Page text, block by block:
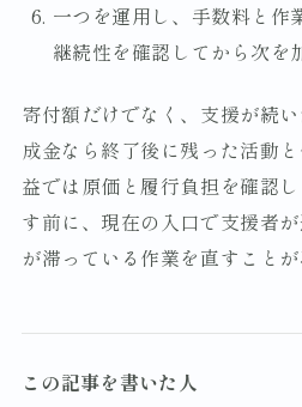
一つを運用し、手数料と作
継続性を確認してから次を
寄付額だけでなく、支援が続
成金なら終了後に残った活動
益では原価と履行負担を確認
す前に、現在の入口で支援者
が滞っている作業を直すことが
この記事を書いた人